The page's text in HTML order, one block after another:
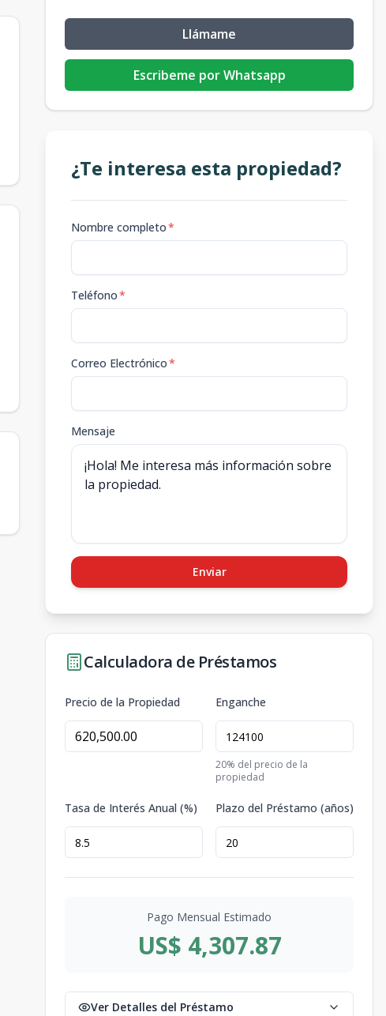
Llámame
Escribeme por Whatsapp
¿Te interesa esta propiedad?
Nombre completo*
Teléfono*
Correo Electrónico*
Mensaje
Enviar
Calculadora de Préstamos
Precio de la Propiedad Enganche
20% del precio de la
propiedad
Tasa de Interés Anual (%) Plazo del Préstamo (años)
Pago Mensual Estimado
US$ 4,307.87
Ver Detalles del Préstamo